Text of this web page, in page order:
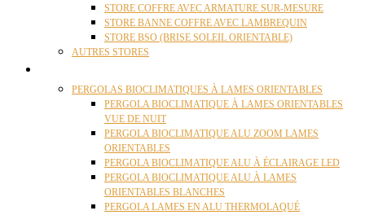
STORE COFFRE AVEC ARMATURE SUR-MESURE
STORE BANNE COFFRE AVEC LAMBREQUIN
STORE BSO (BRISE SOLEIL ORIENTABLE)
AUTRES STORES
PERGOLAS BIOCLIMATIQUES À LAMES ORIENTABLES
PERGOLA BIOCLIMATIQUE À LAMES ORIENTABLES
VUE DE NUIT
PERGOLA BIOCLIMATIQUE ALU ZOOM LAMES
ORIENTABLES
PERGOLA BIOCLIMATIQUE ALU À ÉCLAIRAGE LED
PERGOLA BIOCLIMATIQUE ALU À LAMES
ORIENTABLES BLANCHES
PERGOLA LAMES EN ALU THERMOLAQUÉ